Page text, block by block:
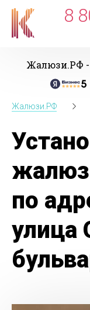
8
Жалюзи.РФ -
Жалюзи.РФ
по
улица